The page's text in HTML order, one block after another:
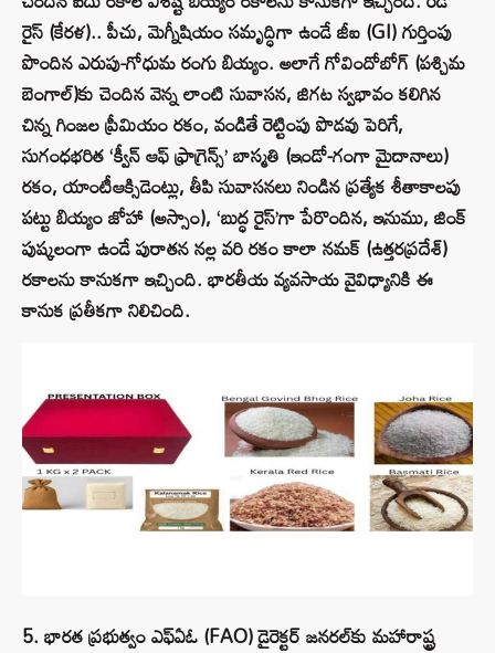
రైస్ (కేరళ).. పీచు, మెగ్నీషియం సమృద్ధిగా ఉండే జీఐ (GI) గుర్తింపు
పొందిన ఎరుపు-గోధుమ రంగు బియ్యం. అలాగే గోవిందోబోగ్ (పశ్చిమ
బెంగాల్)కు చెందిన వెన్న లాంటి సువాసన, జిగట స్వభావం కలిగిన
చిన్న గింజల ప్రీమియం రకం, వండితే రెట్టింపు పొడవు పెరిగే,
సుగంధభరిత ‘క్వీన్ ఆఫ్ ఫ్రాగ్రెన్స్’ బాస్మతి (ఇండో-గంగా మైదానాలు)
రకం, యాంటీఆక్సిడెంట్లు, తీపి సువాసనలు నిండిన ప్రత్యేక శీతాకాలపు
పట్టు బియ్యం జోహా (అస్సాం), ‘బుద్ధ రైస్’గా పేరొందిన, ఇనుము, జింక్
పుష్కలంగా ఉండే పురాతన నల్ల వరి రకం కాలా నమక్ (ఉత్తరప్రదేశ్)
రకాలను కానుకగా ఇచ్చింది. భారతీయ వ్యవసాయ వైవిధ్యానికి ఈ
కానుక ప్రతీకగా నిలిచింది.
5. భారత ప్రభుత్వం ఎఫ్‌ఏఓ (FAO) డైరెక్టర్ జనరల్‌కు మహారాష్ట్ర